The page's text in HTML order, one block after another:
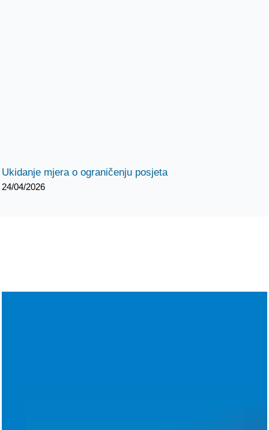
Ukidanje mjera o ograničenju posjeta
24/04/2026